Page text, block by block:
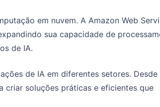
em nuvem. A Amazon Web
sua capacidade de
de IA.
de IA em diferentes setores. Desde
criar soluções práticas e eficientes que